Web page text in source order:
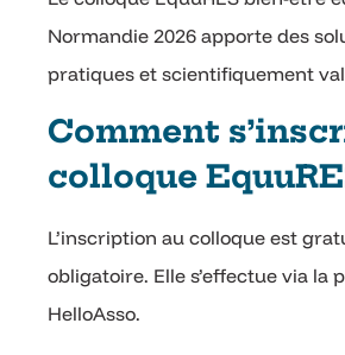
Normandie 2026 apporte des
pratiques et scientifiquement
Comment
colloque
L’inscription au colloque est
obligatoire. Elle s’effectue via la
HelloAsso.